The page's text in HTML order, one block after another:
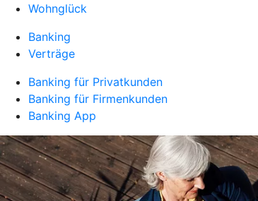
Wohnglück
Banking
Verträge
Banking für Privatkunden
Banking für Firmenkunden
Banking App